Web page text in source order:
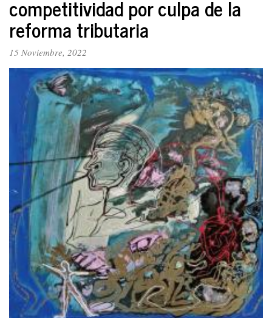
García
competitividad por culpa de la
reforma tributaria
15 Noviembre, 2022